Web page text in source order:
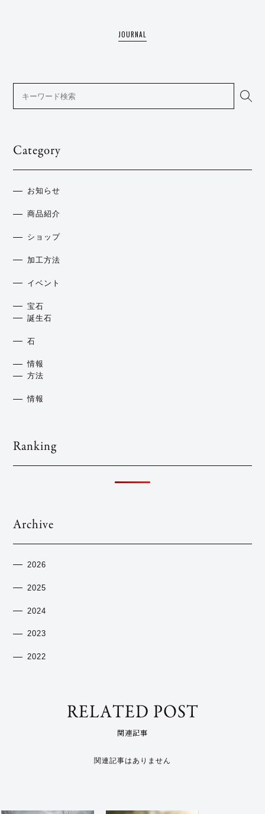
JOURNAL
Category
お知らせ
商品紹介
ショップ
加工方法
イベント
宝石
誕生石
石
情報
方法
情報
Ranking
Archive
2026
2025
2024
2023
2022
RELATED POST
関連記事
関連記事はありません